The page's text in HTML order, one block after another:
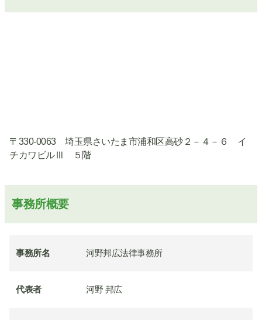
〒330-0063 埼玉県さいたま市浦和区高砂２－４－６ イ
チカワビルⅢ ５階
事務所概要
事務所名 河野邦広法律事務所
代表者 河野 邦広